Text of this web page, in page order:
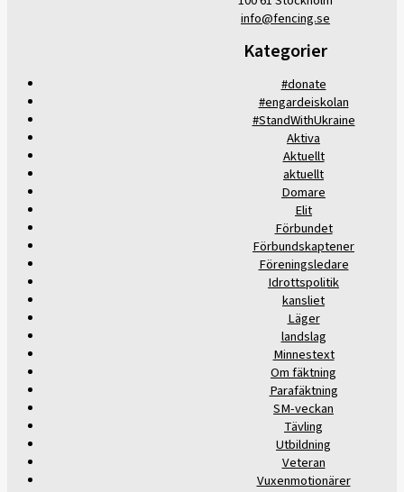
info@fencing.se
Kategorier
#donate
#engardeiskolan
#StandWithUkraine
Aktiva
Aktuellt
aktuellt
Domare
Elit
Förbundet
Förbundskaptener
Föreningsledare
Idrottspolitik
kansliet
Läger
landslag
Minnestext
Om fäktning
Parafäktning
SM-veckan
Tävling
Utbildning
Veteran
Vuxenmotionärer